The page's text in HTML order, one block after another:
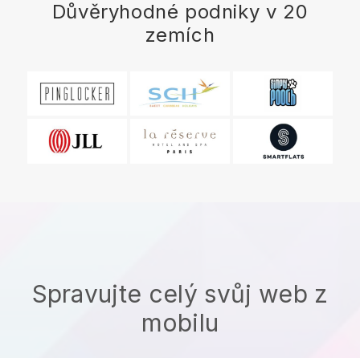
Důvěryhodné podniky v 20
zemích
Spravujte celý svůj web z
mobilu